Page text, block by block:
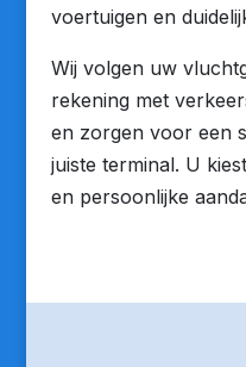
voertuigen en
Wij volgen uw
rekening met
en zorgen voor een
juiste terminal. U
en persoonlijke